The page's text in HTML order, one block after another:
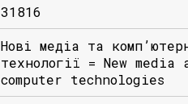
31816
Нові медіа та
технології = New media
computer technologies